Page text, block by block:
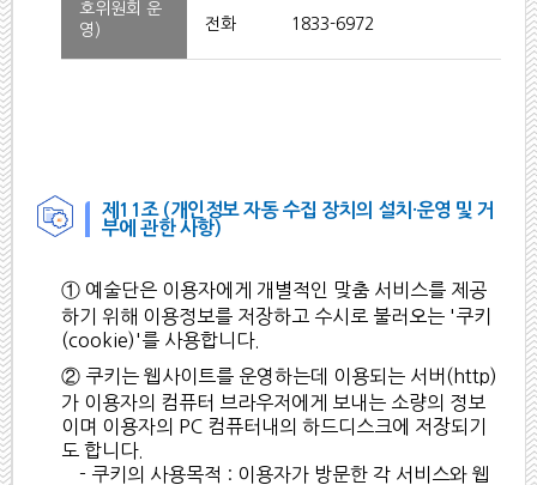
호위원회 운
영)
전화 1833-6972
제11조 (개인정보 자동 수집 장치의 설치·운영 및 거
부에 관한 사항)
① 예술단은 이용자에게 개별적인 맞춤 서비스를 제공
하기 위해 이용정보를 저장하고 수시로 불러오는 '쿠키
(cookie)'를 사용합니다.
② 쿠키는 웹사이트를 운영하는데 이용되는 서버(http)
가 이용자의 컴퓨터 브라우저에게 보내는 소량의 정보
이며 이용자의 PC 컴퓨터내의 하드디스크에 저장되기
도 합니다.
- 쿠키의 사용목적 : 이용자가 방문한 각 서비스와 웹